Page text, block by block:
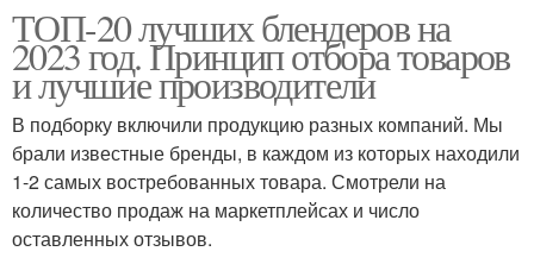
ТОП-20 лучших блендеров на
2023 год. Принцип отбора товаров
и лучшие производители
В подборку включили продукцию разных компаний. Мы
брали известные бренды, в каждом из которых находили
1-2 самых востребованных товара. Смотрели на
количество продаж на маркетплейсах и число
оставленных отзывов.